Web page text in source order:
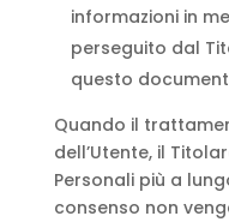
informazioni in
perseguito dal
questo
Quando il
dell’Utente, il
Personali più a
consenso non